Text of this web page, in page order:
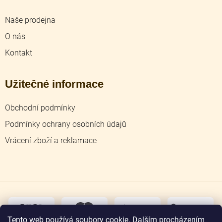
Tento web používá soubory cookie. Dalším procházením
Naše prodejna
O nás
Kontakt
Užitečné informace
Obchodní podmínky
Podmínky ochrany osobních údajů
Vrácení zboží a reklamace